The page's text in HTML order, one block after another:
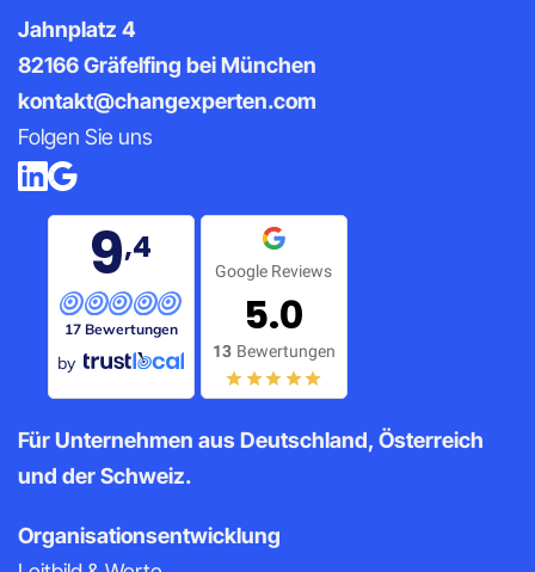
Jahnplatz 4
82166 Gräfelfing bei München
kontakt@changexperten.com
Folgen Sie uns
9,4
17 Bewertungen
by
Google Reviews
5.0
13 Bewertungen
Für Unternehmen aus Deutschland, Österreich
und der Schweiz.
Organisationsentwicklung